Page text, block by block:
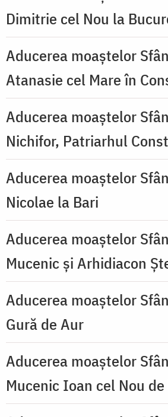
Dimitrie cel Nou la
Aducerea moaștelor
Atanasie cel Mare în
Aducerea moaștelor
Nichifor, Patriarhul
Aducerea moaștelor
Nicolae la Bari
Aducerea moaștelor
Mucenic și Arhidiacon
Aducerea moaștelor
Gură de Aur
Aducerea moaștelor
Mucenic Ioan cel Nou